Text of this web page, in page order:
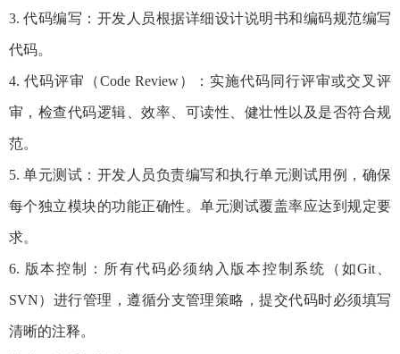
3. 代码编写：开发人员根据详细设计说明书和编码规范编写
代码。
4. 代码评审（Code Review）：实施代码同行评审或交叉评
审，检查代码逻辑、效率、可读性、健壮性以及是否符合规
范。
5. 单元测试：开发人员负责编写和执行单元测试用例，确保
每个独立模块的功能正确性。单元测试覆盖率应达到规定要
求。
6. 版本控制：所有代码必须纳入版本控制系统（如Git、
SVN）进行管理，遵循分支管理策略，提交代码时必须填写
清晰的注释。